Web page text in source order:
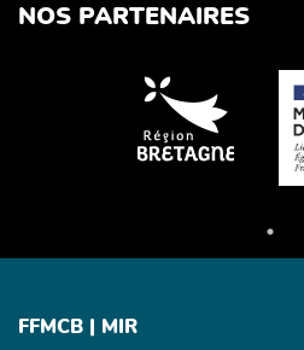
NOS PARTENAIRES
FFMCB | MIR